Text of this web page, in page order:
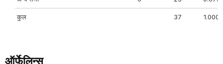
कुल 37
ऑर्फ़ेलिन्स